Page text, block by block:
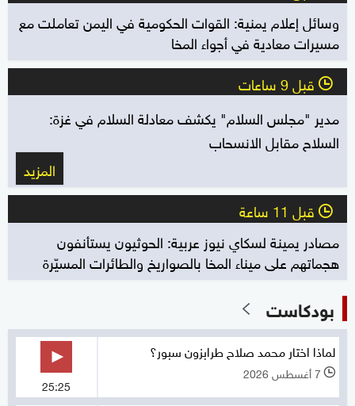
وسائل إعلام يمنية: القوات الحكومية في اليمن تعاملت مع
مسيرات معادية في أجواء المخا
l قبل 9 ساعات
مدير "مجلس السلام" يكشف معادلة السلام في غزة:
السلاح مقابل الانسحاب
المزيد
l قبل 11 ساعة
مصادر يمينة لسكاي نيوز عربية: الحوثيون يستأنفون
هجماتهم على ميناء المخا بالصواريخ والطائرات المسيّرة
بودكاست
لماذا اختار محمد صلاح طرابزون سبور؟
l 7 أغسطس 2026
25:25